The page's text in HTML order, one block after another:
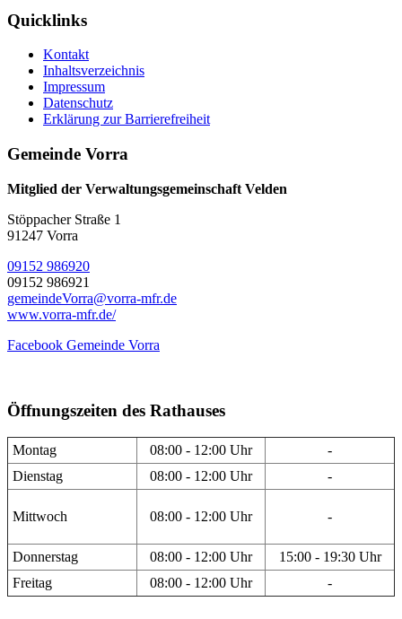
Quicklinks
Kontakt
Inhaltsverzeichnis
Impressum
Datenschutz
Erklärung zur Barrierefreiheit
Gemeinde Vorra
Mitglied der Verwaltungsgemeinschaft Velden
Stöppacher Straße 1
91247 Vorra
09152 986920
09152 986921
gemeindeVorra@vorra-mfr.de
www.vorra-mfr.de/
Facebook Gemeinde Vorra
Öffnungszeiten des Rathauses
Montag 08:00 - 12:00 Uhr
-
Dienstag
08:00 - 12:00 Uhr -
Mittwoch 08:00 - 12:00 Uhr -
Donnerstag 08:00 - 12:00 Uhr
15:00 - 19:30 Uhr
Freitag
08:00 - 12:00 Uhr -